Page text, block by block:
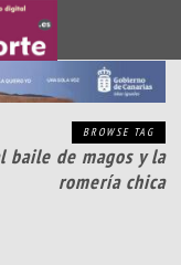
BROWSE TAG
baile de magos y la
romería chica